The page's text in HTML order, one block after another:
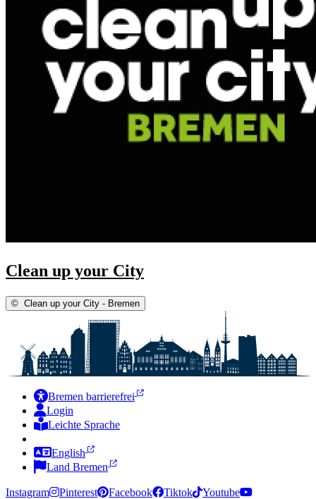
Clean up your City
© Clean up your City - Bremen
Bremen barrierefrei
Login
Leichte Sprache
English
Land Bremen
Instagram Pinterest Facebook Tiktok Youtube